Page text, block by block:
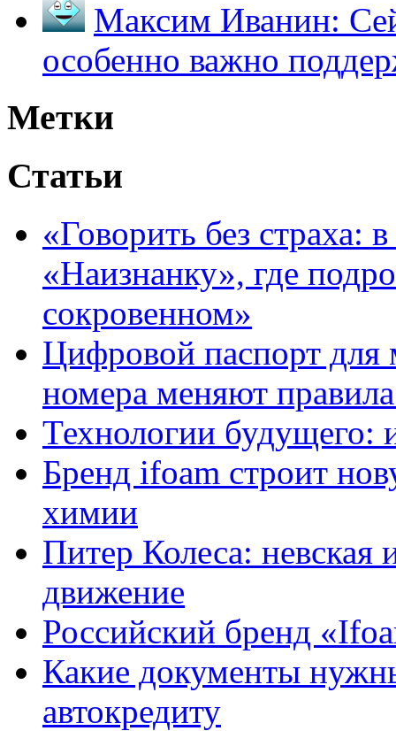
Максим Иванин:
особенно важно
Метки
Статьи
«Говорить без страха:
«Наизнанку», где
сокровенном»
Цифровой паспорт для
номера меняют
Технологии будущего:
Бренд ifoam строит
химии
Питер Колеса: невская
движение
Российский бренд
Какие документы
автокредиту